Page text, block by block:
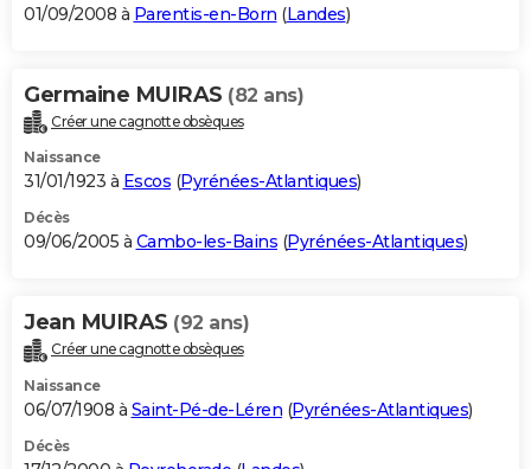
01/09/2008 à Parentis-en-Born (Landes)
Germaine MUIRAS (82 ans)
Créer une cagnotte obsèques
Naissance
31/01/1923 à Escos (Pyrénées-Atlantiques)
Décès
09/06/2005 à Cambo-les-Bains (Pyrénées-Atlantiques)
Jean MUIRAS (92 ans)
Créer une cagnotte obsèques
Naissance
06/07/1908 à Saint-Pé-de-Léren (Pyrénées-Atlantiques)
Décès